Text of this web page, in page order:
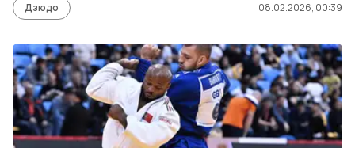
Дзюдо 08.02.2026, 00:39